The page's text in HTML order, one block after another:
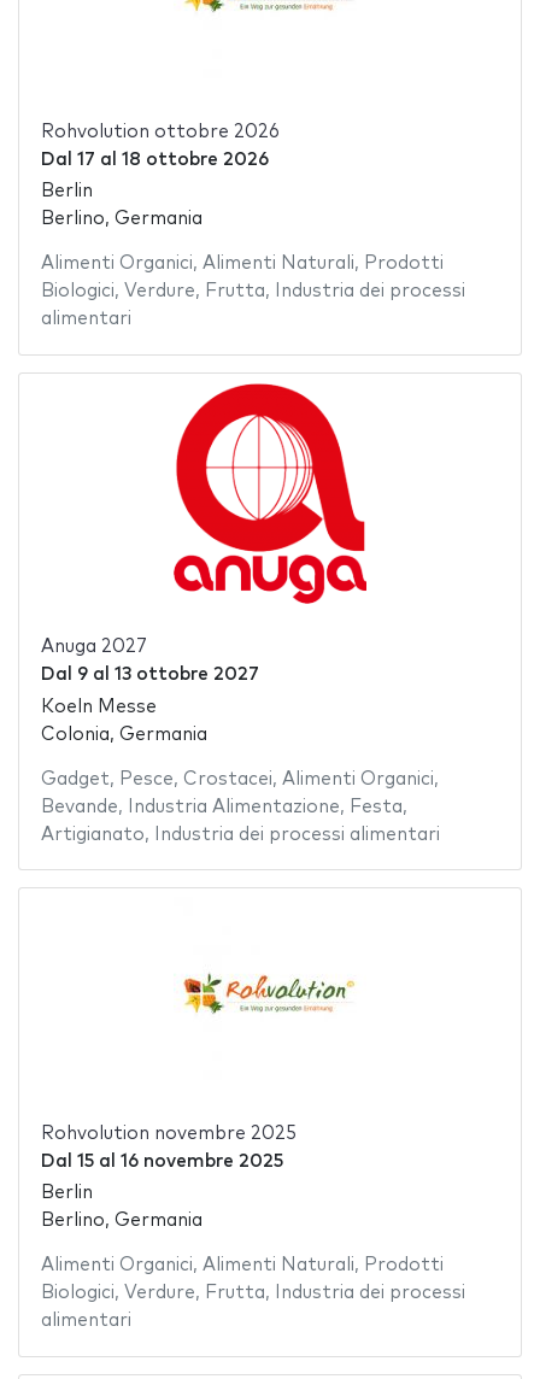
Rohvolution ottobre 2026
Dal 17 al 18 ottobre 2026
Berlin
Berlino, Germania
Alimenti Organici, Alimenti Naturali, Prodotti
Biologici, Verdure, Frutta,
Industria dei processi
alimentari
Anuga 2027
Dal 9al 13 ottobre 2027
Koeln Messe
Colonia, Germania
Gadget, Pesce, Crostacei, Alimenti Organici,
Bevande, Industria Alimentazione, Festa,
Artigianato, Industria dei processi alimentari
Rohvolution novembre 2025
Dal 15al 16 novembre 2025
Berlin
Berlino, Germania
Alimenti Organici, Alimenti Naturali, Prodotti
Biologici, Verdure, Frutta,
Industria dei processi
alimentari